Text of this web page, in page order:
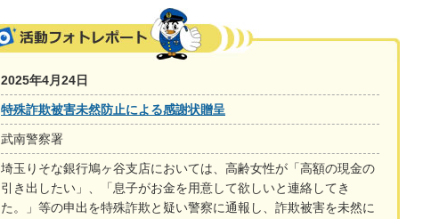
2025年4月24日
特殊詐欺被害未然防止による感謝状贈呈
武南警察署
埼玉りそな銀行鳩ヶ谷支店においては、高齢女性が「高額の現金の
引き出したい」、「息子がお金を用意して欲しいと連絡してき
た。」等の申出を特殊詐欺と疑い警察に通報し、詐欺被害を未然に